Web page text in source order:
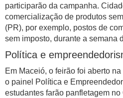
participarão da campanha.
comercialização de produtos
(PR), por exemplo, postos de
sem imposto, durante a semana
Política e
Em Maceió, o feirão foi aberto
o painel Política e
estudantes farão panfletagem